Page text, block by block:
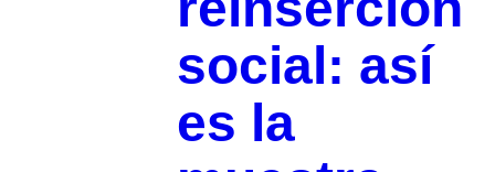
social: así
es la